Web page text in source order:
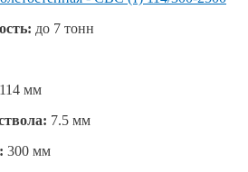
до 7 тонн
114 мм
7.5 мм
300 мм